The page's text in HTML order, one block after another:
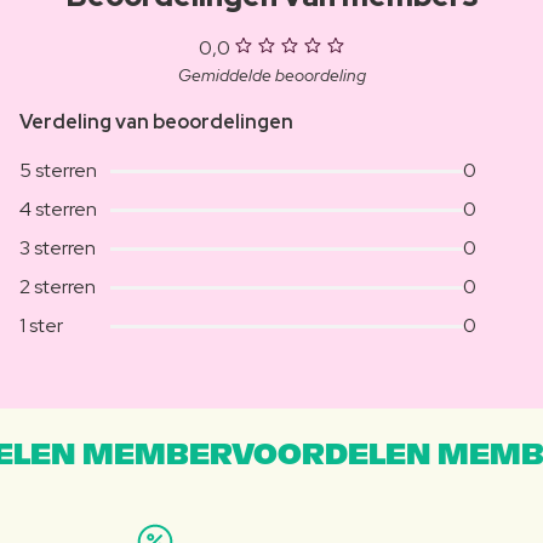
0,0
Gemiddelde beoordeling
Verdeling van beoordelingen
5 sterren
0
4 sterren
0
3 sterren
0
2 sterren
0
1 ster
0
MEMBERVOORDELEN